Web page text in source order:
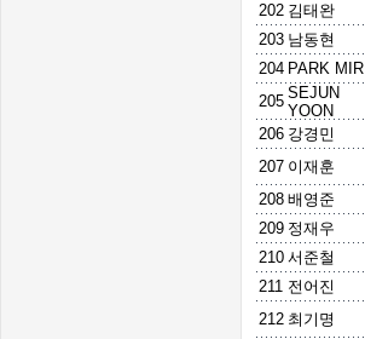
202 김태완
203 남동현
204 PARK MIR
205 SEJUN
YOON
206 강경민
207 이재훈
208 배영준
209 정재우
210 서준철
211 전어진
212 최기명